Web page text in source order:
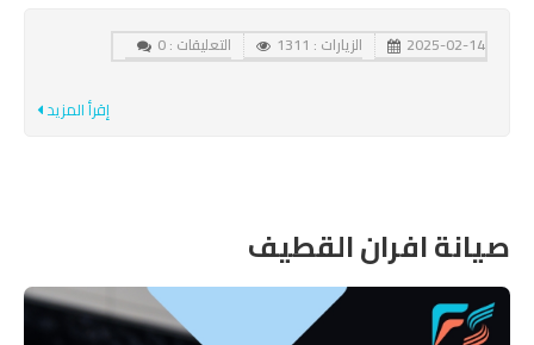
2025-02-14 الزيارات : 1311 التعليقات : 0
إقرأ المزيد
صيانة افران القطيف